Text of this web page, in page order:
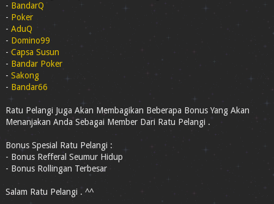
- BandarQ
- Poker
- AduQ
- Domino99
-Capsa Susun
- Bandar Poker
- Sakong
- Bandar66
Ratu Pelangi Juga Akan Membagikan Beberapa Bonus Yang Akan
Menanjakan Anda Sebagai Member Dari Ratu Pelangi .
Bonus Spesial Ratu Pelangi :
- Bonus Refferal Seumur Hidup
- Bonus Rollingan Terbesar
Salam Ratu Pelangi . ^^